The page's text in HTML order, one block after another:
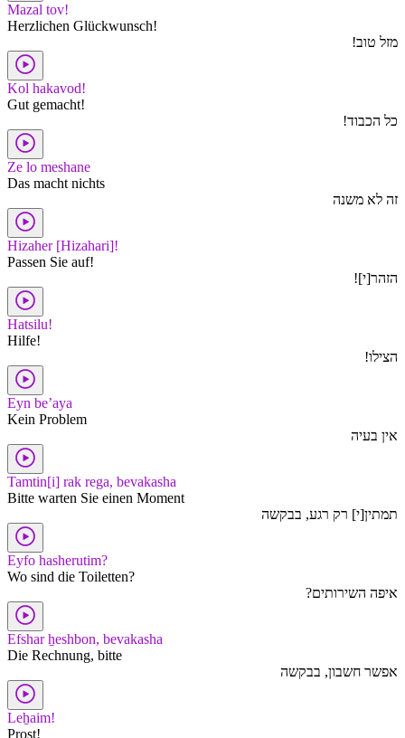
Mazal tov!
Herzlichen Glückwunsch!
מזל טוב!
Kol hakavod!
Gut gemacht!
כל הכבוד!
Ze lo meshane
Das macht nichts
זה לא משנה
Hizaher [Hizahari]!
Passen Sie auf!
הזהר[י]!
Hatsilu!
Hilfe!
הצילו!
Eyn be’aya
Kein Problem
אין בעיה
Tamtin[i] rak rega, bevakasha
Bitte warten Sie einen Moment
תמתין[י] רק רגע, בבקשה
Eyfo hasherutim?
Wo sind die Toiletten?
איפה השירותים?
Efshar ẖeshbon, bevakasha
Die Rechnung, bitte
אפשר חשבון, בבקשה
Leẖaim!
Prost!